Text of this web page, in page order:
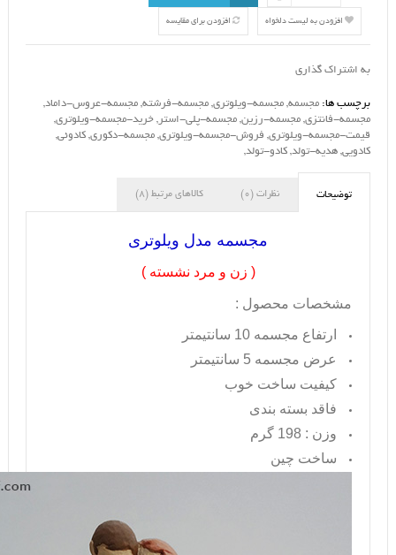
افزودن به لیست دلخواه افزودن برای مقایسه
به اشتراک گذاری
برچسب ها: مجسمه, مجسمه-ویلوتری, مجسمه-فرشته, مجسمه-عروس-داماد,
مجسمه-فانتزی, مجسمه-رزین, مجسمه-پلی-استر , خرید-مجسمه-ویلوتری,
قیمت-مجسمه-ویلوتری, فروش-مجسمه-ویلوتری, مجسمه-دکوری, کادوئی,
کادویی, هدیه-تولد, کادو-تولد,
توضیحات نظرات (0) کالاهای مرتبط (8)
مجسمه مدل ویلوتری
( زن و مرد نشسته )
مشخصات محصول :
ارتفاع مجسمه 10 سانتیمتر
عرض مجسمه 5 سانتیمتر
کیفیت ساخت خوب
فاقد بسته بندی
وزن : 198 گرم
ساخت چین